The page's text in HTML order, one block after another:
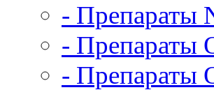
- Препараты
- Препараты
- Препараты